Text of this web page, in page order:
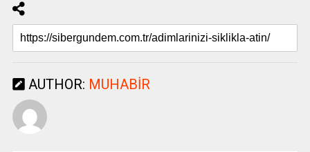
AUTHOR: MUHABIR